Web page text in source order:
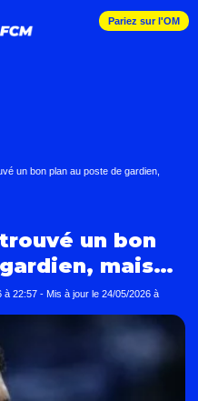
Pariez sur l'OM
un bon plan au poste de gardien,
un bon
mais…
à 22:57 - Mis à jour le 24/05/2026 à